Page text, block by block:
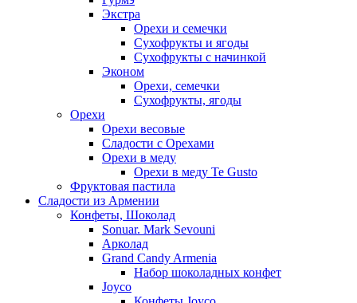
Экстра
Орехи и семечки
Сухофрукты и ягоды
Сухофрукты с начинкой
Эконом
Орехи, семечки
Сухофрукты, ягоды
Орехи
Орехи весовые
Сладости с Орехами
Орехи в меду
Орехи в меду Te Gusto
Фруктовая пастила
Сладости из Армении
Конфеты, Шоколад
Sonuar. Mark Sevouni
Арколад
Grand Candy Armenia
Набор шоколадных конфет
Joyco